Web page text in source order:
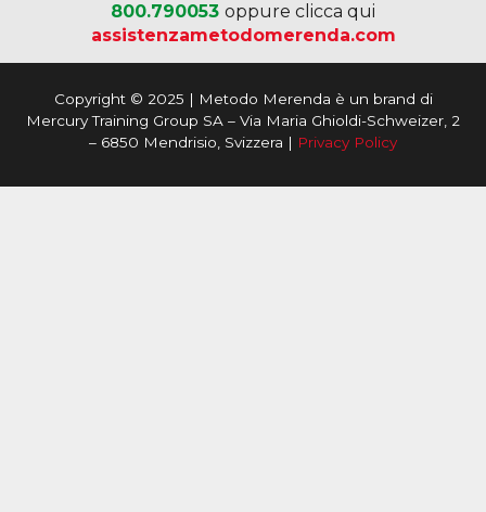
800.790053 oppure clicca qui
assistenzametodomerenda.com
Copyright © 2025 | Metodo Merenda è un brand di
Mercury Training Group SA – Via Maria Ghioldi-Schweizer, 2
– 6850 Mendrisio, Svizzera | Privacy Policy